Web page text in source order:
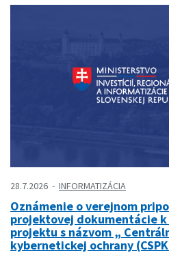
28.7.2026 INFORMATIZÁCIA
Oznámenie o verejnom
projektovej dokumentácie
projektu s názvom „
kybernetickej ochrany